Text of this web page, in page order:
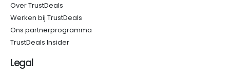
Over TrustDeals
Werken bij TrustDeals
Ons partnerprogramma
TrustDeals Insider
Legal